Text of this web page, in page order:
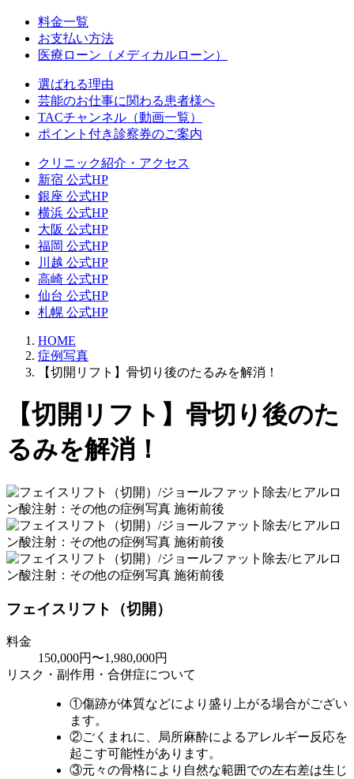
料金一覧
お支払い方法
医療ローン（メディカルローン）
選ばれる理由
芸能のお仕事に関わる患者様へ
TACチャンネル（動画一覧）
ポイント付き診察券のご案内
クリニック紹介・アクセス
新宿 公式HP
銀座 公式HP
横浜 公式HP
大阪 公式HP
福岡 公式HP
川越 公式HP
高崎 公式HP
仙台 公式HP
札幌 公式HP
HOME
症例写真
【切開リフト】骨切り後のたるみを解消！
【切開リフト】骨切り後のた
るみを解消！
フェイスリフト（切開）
料金
150,000円〜1,980,000円
リスク・副作用・合併症について
①傷跡が体質などにより盛り上がる場合がござい
ます。
②ごくまれに、局所麻酔によるアレルギー反応を
起こす可能性があります。
③元々の骨格により自然な範囲での左右差は生じ